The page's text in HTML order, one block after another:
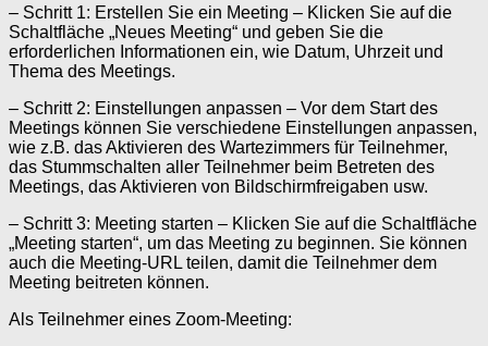
– Schritt 1: Erstellen Sie ein Meeting – Klicken Sie auf die
Schaltfläche „Neues Meeting“ und geben Sie die
erforderlichen Informationen ein, wie Datum, Uhrzeit und
Thema des Meetings.
– Schritt 2: Einstellungen anpassen – Vor dem Start des
Meetings können Sie verschiedene Einstellungen anpassen,
wie z.B. das Aktivieren des Wartezimmers für Teilnehmer,
das Stummschalten aller Teilnehmer beim Betreten des
Meetings, das Aktivieren von Bildschirmfreigaben usw.
– Schritt 3: Meeting starten – Klicken Sie auf die Schaltfläche
„Meeting starten“, um das Meeting zu beginnen. Sie können
auch die Meeting-URL teilen, damit die Teilnehmer dem
Meeting beitreten können.
Als Teilnehmer eines Zoom-Meeting: